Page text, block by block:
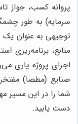
پروانه کسب، جواز
سرمایه) به طور
توجیهی به عنوان یک
منابع، برنامه‌ریزی
اجرای پروژه یاری
صنایع (مطصا)
شما را در این مسیر
دست یابید.